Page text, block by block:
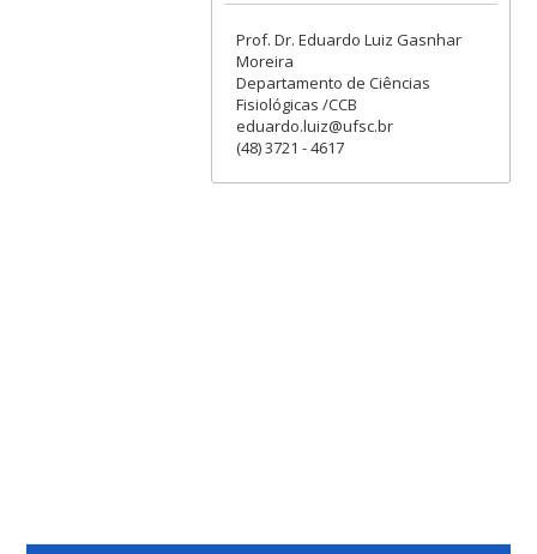
Prof. Dr. Eduardo Luiz Gasnhar
Moreira
Departamento de Ciências
Fisiológicas /CCB
eduardo.luiz@ufsc.br
(48) 3721 - 4617